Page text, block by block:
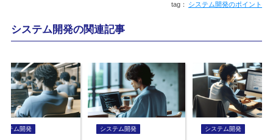
システム開発のポイント
システム開発の関連記事
ステム開発 システム開発 システム開発